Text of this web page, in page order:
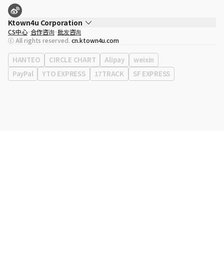
Ktown4u Corporation
代表
宋効珉
营业执照 120-87-71116
公司地址 首尔特别市 江南区 岭东大路 513号 3楼 （三成洞， coex)
CS中心 合作咨询 批发咨询
ⓒ All rights reserved. cn.ktown4u.com
HANTEO CIRCLE CHART Alipay
weixin
PayPal
YTO EXPRESS 17TRACK SF EXPRESS